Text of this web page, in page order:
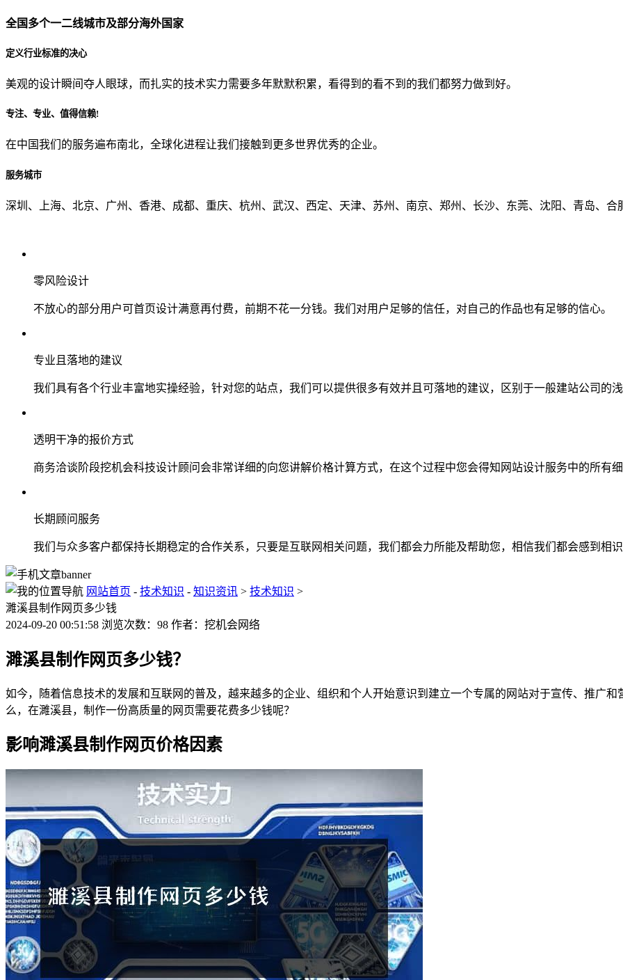
贵公司的团队规模是？
从哪里了解到我们？
全国多个一二线城市及部分海外国家
定义行业标准的决心
美观的设计瞬间夺人眼球，而扎实的技术实力需要多年默默积累，看得到的看不到的我们都努力做到好。
专注、专业、值得信赖!
在中国我们的服务遍布南北，全球化进程让我们接触到更多世界优秀的企业。
服务城市
深圳、上海、北京、广州、香港、成都、重庆、杭州、武汉、西定、天津、苏州、南京、郑州、长沙、东莞、沈阳、青岛、合
零风险设计
不放心的部分用户可首页设计满意再付费，前期不花一分钱。我们对用户足够的信任，对自己的作品也有足够的信心。
专业且落地的建议
我们具有各个行业丰富地实操经验，针对您的站点，我们可以提供很多有效并且可落地的建议，区别于一般建站公司的
透明干净的报价方式
商务洽谈阶段挖机会科技设计顾问会非常详细的向您讲解价格计算方式，在这个过程中您会得知网站设计服务中的所有
长期顾问服务
我们与众多客户都保持长期稳定的合作关系，只要是互联网相关问题，我们都会力所能及帮助您，相信我们都会感到相
网站首页 - 技术知识 - 知识资讯 > 技术知识 >
濉溪县制作网页多少钱
2024-09-20 00:51:58 浏览次数：98 作者：挖机会网络
濉溪县制作网页多少钱？
如今，随着信息技术的发展和互联网的普及，越来越多的企业、组织和个人开始意识到建立一个专属的网站对于宣传、推广
么，在濉溪县，制作一份高质量的网页需要花费多少钱呢？
影响濉溪县制作网页价格因素